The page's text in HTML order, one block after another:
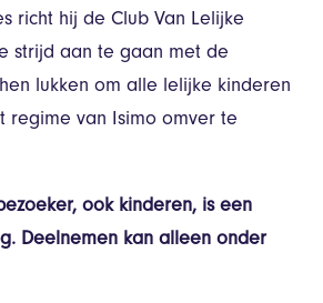
richt hij de Club Van Lelijke
strijd aan te gaan met de
lukken om alle lelijke kinderen
regime van Isimo omver te
ook kinderen, is een
Deelnemen kan alleen onder